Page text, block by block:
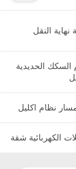
نهاية النقل
السكك الحديدية
الكهربائية شقة